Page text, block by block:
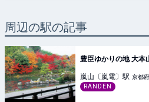
周辺の駅の記事
豊臣ゆかりの地 大本
嵐山〔嵐電〕駅 京都
RANDEN